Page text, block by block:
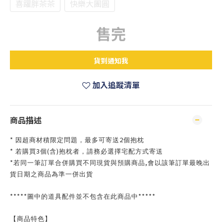
喜躍胖茶茶 快樂大團圓
售完
貨到通知我
加入追蹤清單
商品描述
* 因超商材積限定問題，最多可寄送 2個抱枕
* 若購買3個(含)抱枕者，請務必選擇宅配方式寄送
*若同一筆訂單合併購買不同現貨與預購商品 ,會以該筆訂單最晚出
貨日期之商品為準一併出貨
***** 圖中的道具配件並不包含在此商品中 *****
【商品特色】